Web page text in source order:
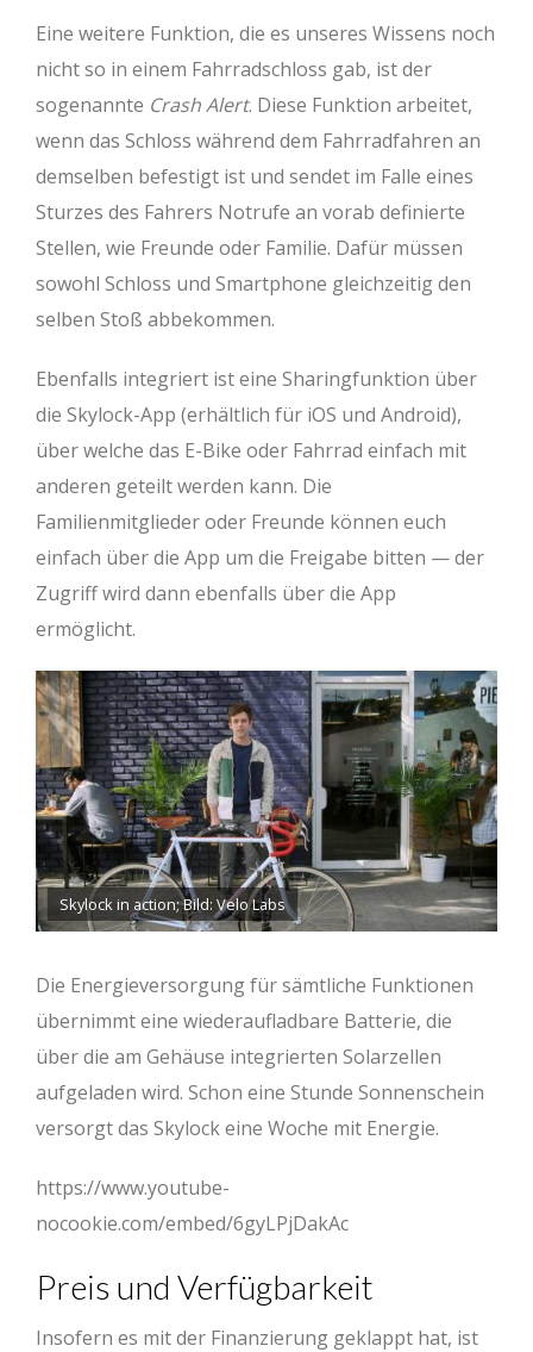
Eine weitere Funktion, die es unseres Wissens noch
nicht so in einem Fahrradschloss gab, ist der
sogenannte Crash Alert. Diese Funktion arbeitet,
wenn das Schloss während dem Fahrradfahren an
demselben befestigt ist und sendet im Falle eines
Sturzes des Fahrers Notrufe an vorab definierte
Stellen, wie Freunde oder Familie. Dafür müssen
sowohl Schloss und Smartphone gleichzeitig den
selben Stoß abbekommen.
Ebenfalls integriert ist eine Sharingfunktion über
die Skylock-App (erhältlich für iOS und Android),
über welche das E-Bike oder Fahrrad einfach mit
anderen geteilt werden kann. Die
Familienmitglieder oder Freunde können euch
einfach über die App um die Freigabe bitten — der
Zugriff wird dann ebenfalls über die App
ermöglicht.
Skylock in action; Bild: Velo Labs
Die Energieversorgung für sämtliche Funktionen
übernimmt eine wiederaufladbare Batterie, die
über die am Gehäuse integrierten Solarzellen
aufgeladen wird. Schon eine Stunde Sonnenschein
versorgt das Skylock eine Woche mit Energie.
https://www.youtube-
nocookie.com/embed/6gyLPjDakAc
Preis und Verfügbarkeit
Insofern es mit der Finanzierung geklappt hat, ist